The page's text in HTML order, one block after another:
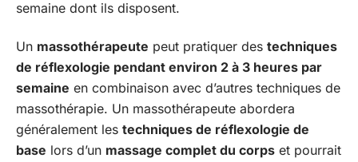
semaine dont ils disposent.
Un massothérapeute peut pratiquer des techniques
de réflexologie pendant environ 2 à 3 heures par
semaine en combinaison avec d’autres techniques de
massothérapie. Un massothérapeute abordera
généralement les techniques de réflexologie de
base lors d’un massage complet du corps et pourrait